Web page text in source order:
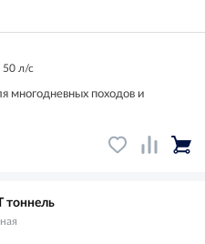
50 л/с
многодневных походов и
тоннель